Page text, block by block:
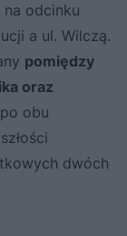
na odcinku
a ul. Wilczą.
pomiędzy
oraz
obu
dwóch